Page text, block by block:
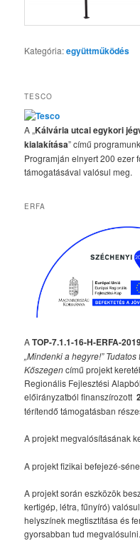
Kategória:együttműködés
TESCO
A „Kálvária utcai egykori
kialakítása” című
Programján elnyert 200 ezer
támogatásával valósul meg.
ERFA
ATOP-7.1.1-16-H-ERFA-
„Mindenki a hegyre!”
Kőszegencímű projekt
Regionális Fejlesztési
előirányzatból finanszírozott
térítendő támogatásban
A projekt megvalósításának
A projekt fizikai befejezé-
A projekt során eszközök
kertigép, létra, fűnyíró)
helyszínek megtisztítása és
gyorsabban tud megvalósulni.